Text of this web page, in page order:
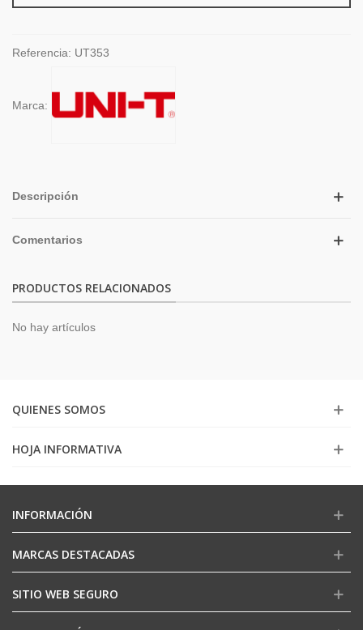
Referencia: UT353
Marca:
Descripción
Comentarios
PRODUCTOS RELACIONADOS
No hay artículos
QUIENES SOMOS
HOJA INFORMATIVA
INFORMACIÓN
MARCAS DESTACADAS
SITIO WEB SEGURO